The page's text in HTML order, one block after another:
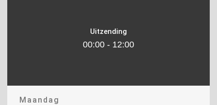
Uitzending
00:00 - 12:00
Maandag